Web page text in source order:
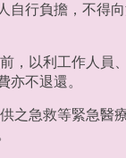
自行負擔，不得
，以利工作人員
亦不退還。
之急救等緊急醫